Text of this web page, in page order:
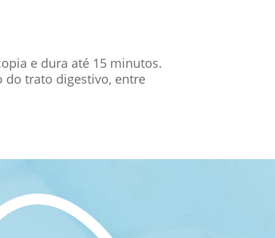
e dura até 15 minutos.
do trato digestivo, entre